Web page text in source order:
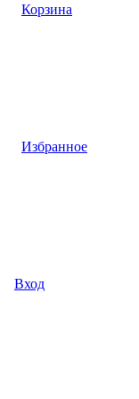
Корзина
Избранное
Вход